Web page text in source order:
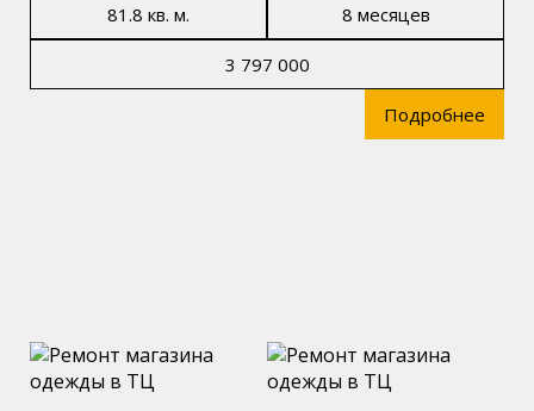
81.8 кв. м. 8 месяцев
3 797 000
Подробнее